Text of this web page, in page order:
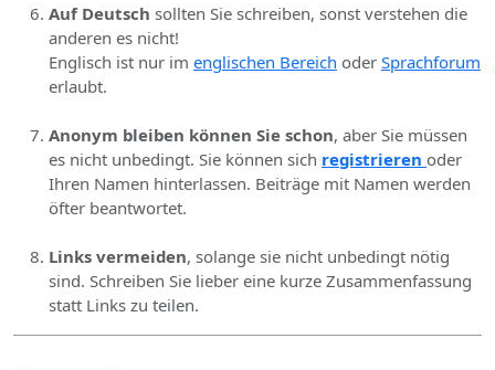
Auf Deutsch sollten Sie schreiben, sonst verstehen die
anderen es nicht!
Englisch ist nur im englischen Bereich oder Sprachforum
erlaubt.
Anonym bleiben können Sie schon, aber Sie müssen
es nicht unbedingt. Sie können sich registrieren oder
Ihren Namen hinterlassen. Beiträge mit Namen werden
öfter beantwortet.
Links vermeiden, solange sie nicht unbedingt nötig
sind. Schreiben Sie lieber eine kurze Zusammenfassung
statt Links zu teilen.